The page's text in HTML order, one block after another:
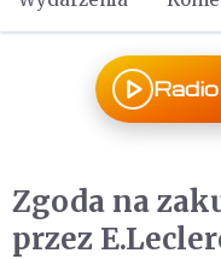
Zgoda na
przez